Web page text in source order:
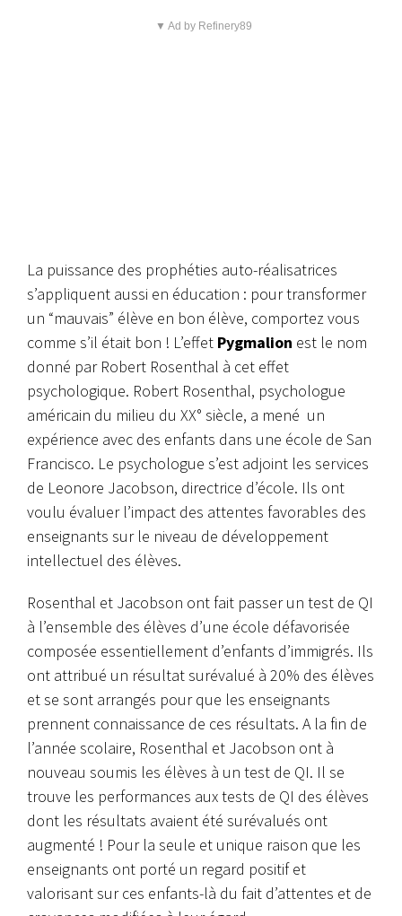
▼ Ad by Refinery89
La puissance des prophéties auto-réalisatrices
s’appliquent aussi en éducation : pour transformer
un “mauvais” élève en bon élève, comportez vous
comme s’il était bon ! L’effet Pygmalion est le nom
donné par Robert Rosenthal à cet effet
psychologique. Robert Rosenthal, psychologue
américain du milieu du XX° siècle, a mené un
expérience avec des enfants dans une école de San
Francisco. Le psychologue s’est adjoint les services
de Leonore Jacobson, directrice d’école. Ils ont
voulu évaluer l’impact des attentes favorables des
enseignants sur le niveau de développement
intellectuel des élèves.
Rosenthal et Jacobson ont fait passer un test de QI
à l’ensemble des élèves d’une école défavorisée
composée essentiellement d’enfants d’immigrés. Ils
ont attribué un résultat surévalué à 20% des élèves
et se sont arrangés pour que les enseignants
prennent connaissance de ces résultats. A la fin de
l’année scolaire, Rosenthal et Jacobson ont à
nouveau soumis les élèves à un test de QI. Il se
trouve les performances aux tests de QI des élèves
dont les résultats avaient été surévalués ont
augmenté ! Pour la seule et unique raison que les
enseignants ont porté un regard positif et
valorisant sur ces enfants-là du fait d’attentes et de